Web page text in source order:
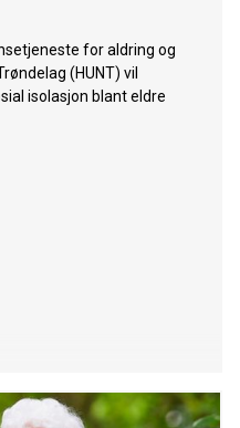
for aldring og
(HUNT) vil
isolasjon blant eldre